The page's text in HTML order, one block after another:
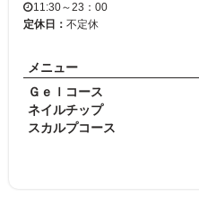
11:30～23：00
定休日： 不定休
メニュー
Ｇｅｌコース
ネイルチップ
スカルプコース